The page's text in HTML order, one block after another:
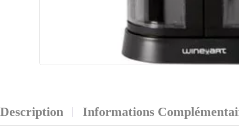
Description Informations